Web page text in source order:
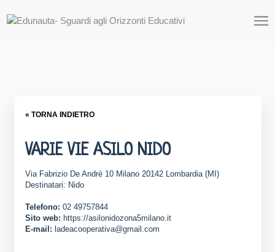
« TORNA INDIETRO
VARIE VIE ASILO NIDO
Via Fabrizio De Andrè 10 Milano 20142 Lombardia (MI)
Destinatari: Nido
Telefono: 02 49757844
Sito web: https://asilonidozona5milano.it
E-mail: ladeacooperativa@gmail.com